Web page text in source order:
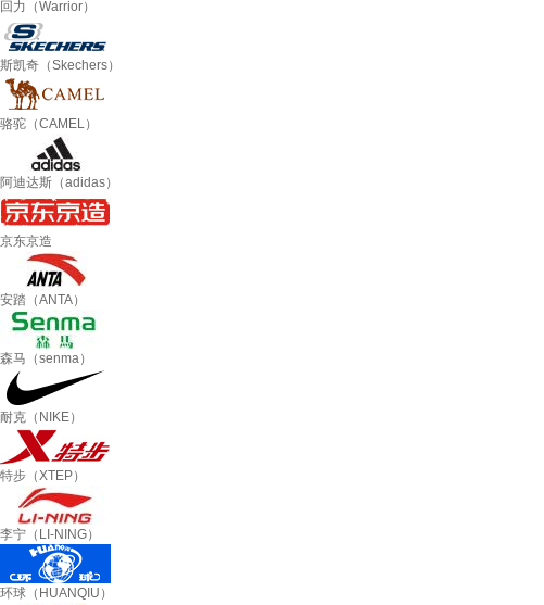
回力（Warrior）
斯凯奇（Skechers）
骆驼（CAMEL）
阿迪达斯（adidas）
京东京造
安踏（ANTA）
森马（senma）
耐克（NIKE）
特步（XTEP）
李宁（LI-NING）
环球（HUANQIU）